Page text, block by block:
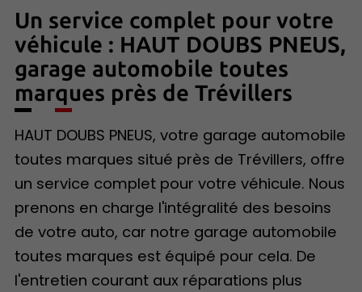
Un service complet pour votre
véhicule : HAUT DOUBS PNEUS,
garage automobile toutes
marques près de Trévillers
HAUT DOUBS PNEUS, votre garage automobile
toutes marques situé près de Trévillers, offre
un service complet pour votre véhicule. Nous
prenons en charge l'intégralité des besoins
de votre auto, car notre garage automobile
toutes marques est équipé pour cela. De
l'entretien courant aux réparations plus